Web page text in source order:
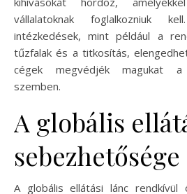
vállalatoknak foglalkozniuk
intézkedések, mint például a
tűzfalak és a titkosítás,
cégek megvédjék magukat a
szemben.
A globális
sebezhetősége
A globális ellátási lánc